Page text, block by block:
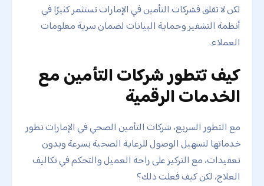
لكن لا تقلق فشركات التأمين في الإمارات تستثمر كثيرًا في
أنظمة التشفير وحماية البيانات لضمان سرية معلومات
العملاء.
كيف تتطور شركات التأمين مع
الخدمات الرقمية
مع التطور السريع، شركات التأمين الصحي في الإمارات تطور
خدماتها لتسهيل الوصول للرعاية الصحية بسرعة وبدون
تعقيدات، مع التركيز على راحة العميل والتحكم في تكاليف
العلاج، لكن كيف فعلت ذلك؟